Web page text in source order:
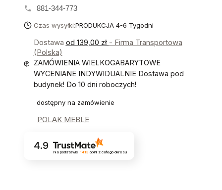
881-344-773
Czas wysyłki:PRODUKCJA 4-6 Tygodni
Dostawa od 139,00 zł - Firma Transportowa
(Polska)
ZAMÓWIENIA WIELKOGABARYTOWE
WYCENIANE INDYWIDUALNIE Dostawa pod
budynek! Do 10 dni roboczych!
dostępny na zamówienie
POLAK MEBLE
4.9
Na podstawie 1413 opinii z całego okresu